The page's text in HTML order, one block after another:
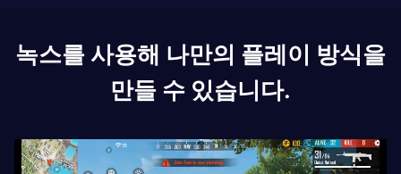
녹스를 사용해 나만의 플레이 방식을
만들 수 있습니다.